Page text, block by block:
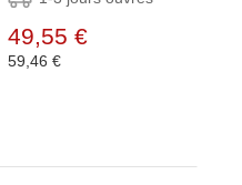
49,55 €
59,46 €